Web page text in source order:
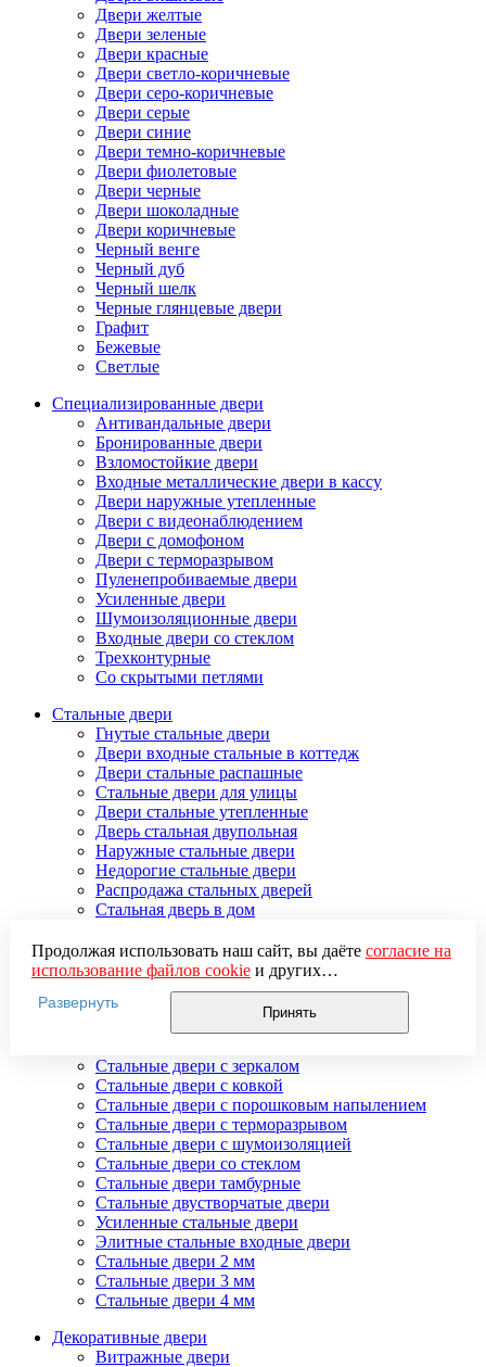
Двери желтые
Двери зеленые
Двери красные
Двери светло-коричневые
Двери серо-коричневые
Двери серые
Двери синие
Двери темно-коричневые
Двери фиолетовые
Двери черные
Двери шоколадные
Двери коричневые
Черный венге
Черный дуб
Черный шелк
Черные глянцевые двери
Графит
Бежевые
Светлые
Специализированные двери
Антивандальные двери
Бронированные двери
Взломостойкие двери
Входные металлические двери в кассу
Двери наружные утепленные
Двери с видеонаблюдением
Двери с домофоном
Двери с терморазрывом
Пуленепробиваемые двери
Усиленные двери
Шумоизоляционные двери
Входные двери со стеклом
Трехконтурные
Со скрытыми петлями
Стальные двери
Гнутые стальные двери
Двери входные стальные в коттедж
Двери стальные распашные
Стальные двери для улицы
Двери стальные утепленные
Дверь стальная двупольная
Наружные стальные двери
Недорогие стальные двери
Распродажа стальных дверей
Стальная дверь в дом
Стальные взломостойкие двери
Стальные входные двери в квартиру
Стальные двери в подъезд
Стальные двери внутреннего открывания
Стальные двери массив
Стальные двери с зеркалом
Стальные двери с ковкой
Стальные двери с порошковым напылением
Стальные двери с терморазрывом
Стальные двери с шумоизоляцией
Стальные двери со стеклом
Стальные двери тамбурные
Стальные двустворчатые двери
Усиленные стальные двери
Элитные стальные входные двери
Стальные двери 2 мм
Стальные двери 3 мм
Стальные двери 4 мм
Декоративные двери
Витражные двери
Продолжая использовать наш сайт, вы даёте согласие на
использование файлов cookieи других
пользовательских данных (включая IP-адрес, сведения о
местоположении, устройстве, действиях на сайте и т. п.)
для функционирования сайта, проведения
использования систем аналитики (например,
Яндекс.Метрика), в соответствии с нашей
обработки персональных данных.
Если вы не хотите, чтобы ваши данные обрабатывались,
настройте ограничения в браузере или покиньте сайт.
Развернуть
Принять